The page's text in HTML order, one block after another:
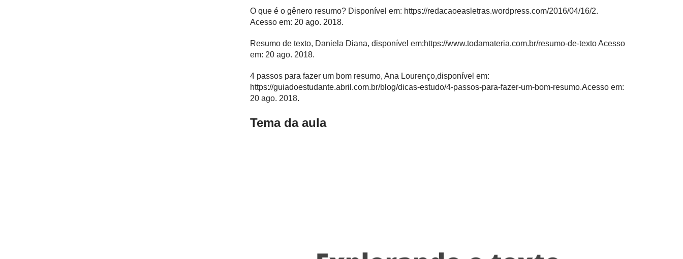
O que é o gênero resumo? Disponível em: https://redacaoeasletras.wordpress.com/2016/04/16/2.
Acesso em: 20 ago. 2018.
Resumo de texto, Daniela Diana, disponível em:https://www.todamateria.com.br/resumo-de-textoAcesso
em: 20 ago. 2018.
4 passos para fazer um bom resumo, Ana Lourenço,disponível em:
https://guiadoestudante.abril.com.br/blog/dicas-estudo/4-passos-para-fazer-um-bom-resumo.Acesso em:
20 ago. 2018.
Tema da aula